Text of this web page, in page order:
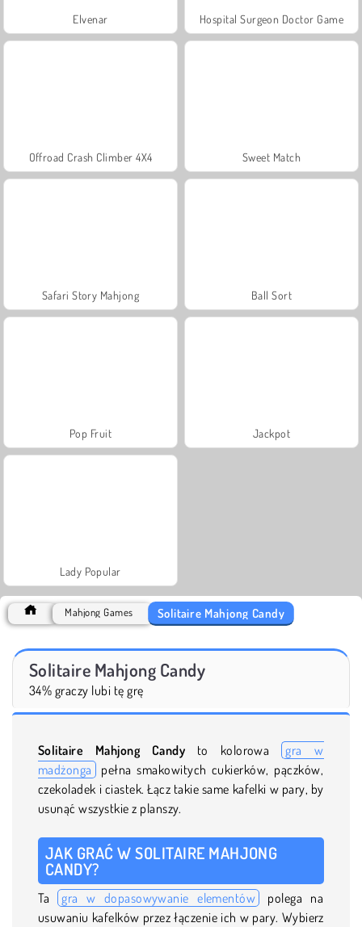
Elvenar Hospital Surgeon Doctor Game
Offroad Crash Climber 4X4 Sweet Match
Safari Story Mahjong Ball Sort
Pop Fruit Jackpot
Lady Popular
Mahjong Games Solitaire Mahjong Candy
Solitaire Mahjong Candy
34% graczy lubi tę grę
Solitaire Mahjong Candy to kolorowa gra w
madżonga pełna smakowitych cukierków, pączków,
czekoladek i ciastek. Łącz takie same kafelki w pary, by
usunąć wszystkie z planszy.
JAK GRAĆ W SOLITAIRE MAHJONG
CANDY?
Ta gra w dopasowywanie elementów
polega na
usuwaniu kafelków przez łączenie ich w pary. Wybierz